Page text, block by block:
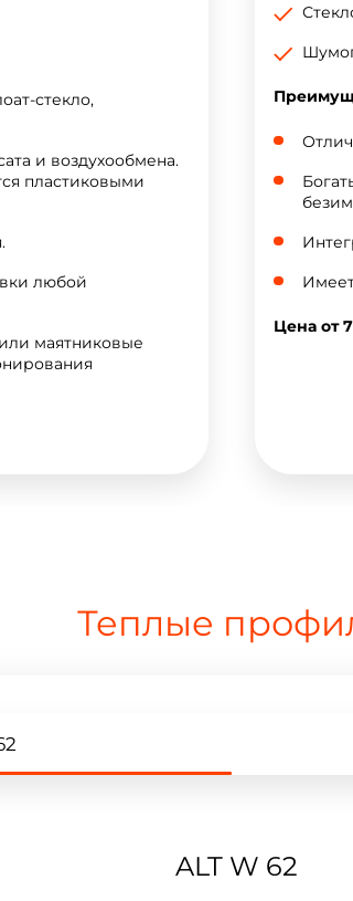
стекло,
и воздухообмена.
пластиковыми
любой
маятниковые
Цена от
Теплые
ALT W 62